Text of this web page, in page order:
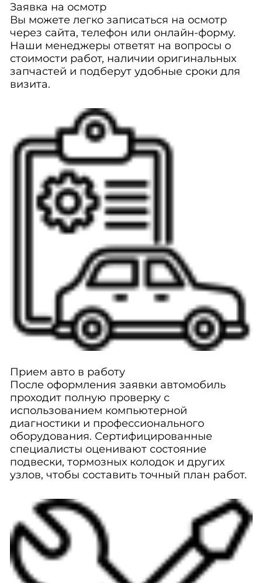
Заявка на осмотр
Вы можете легко записаться на осмотр
через сайта, телефон или онлайн-форму.
Наши менеджеры ответят на вопросы о
стоимости работ, наличии оригинальных
запчастей и подберут удобные сроки для
визита.
Прием авто в работу
После оформления заявки автомобиль
проходит полную проверку с
использованием компьютерной
диагностики и профессионального
оборудования. Сертифицированные
специалисты оценивают состояние
подвески, тормозных колодок и других
узлов, чтобы составить точный план работ.